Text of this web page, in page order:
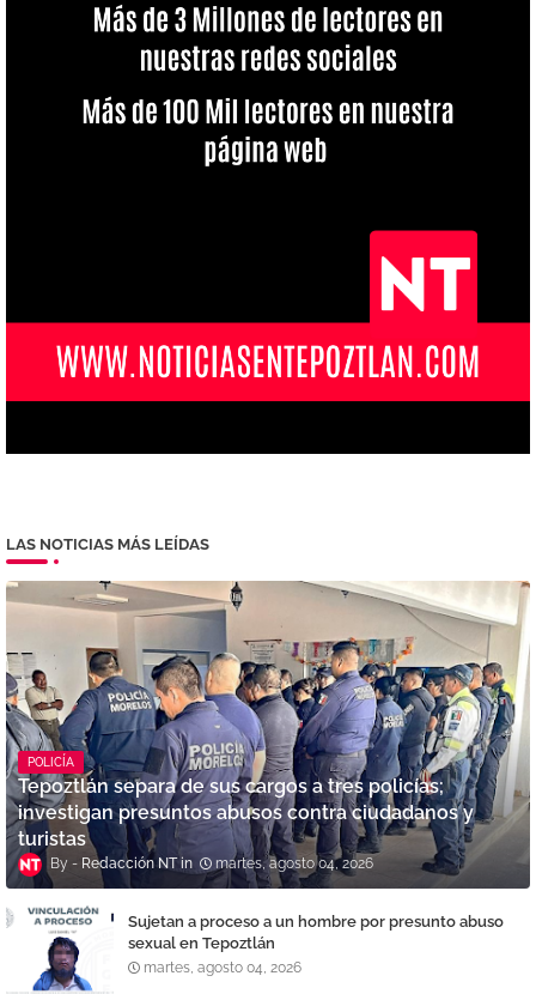
LAS NOTICIAS MÁS LEÍDAS
POLICÍA
Tepoztlán separa de sus cargos a tres policías;
investigan presuntos abusos contra ciudadanos y
turistas
Redacción NT martes, agosto 04, 2026
Sujetan a proceso a un hombre por presunto abuso
sexual en Tepoztlán
martes, agosto 04, 2026